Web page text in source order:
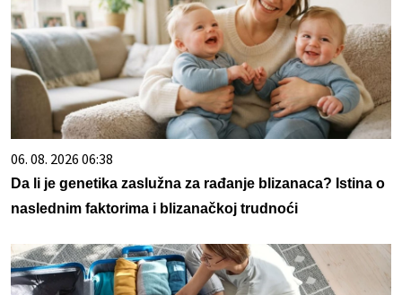
06. 08. 2026 06:38
Da li je genetika zaslužna za rađanje blizanaca? Istina o
naslednim faktorima i blizanačkoj trudnoći